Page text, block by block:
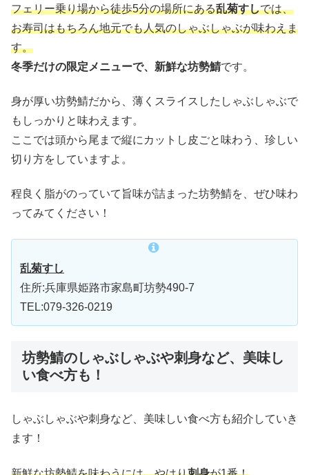
フェリー乗り場から徒歩5分の場所にある乱菊すしでは、
お寿司はもちろん地元でも人気のしゃぶしゃぶが味わえま
す。
冬季だけの限定メニューで、新鮮な坊勢鯖です。
身が厚い坊勢鯖だから、薄くスライスしたしゃぶしゃぶで
もしっかりと味わえます。
ここでは頭から尾まで縦にカットし皮ごと味わう、珍しい
切り方をしていますよ。
程良く脂がのっていて旨味が詰まった坊勢鯖を、ぜひ味わ
ってみてください！
乱菊すし
住所:兵庫県姫路市家島町坊勢490-7
TEL:079-326-0219
坊勢鯖のしゃぶしゃぶや刺身など、美味し
い食べ方も！
しゃぶしゃぶや刺身など、美味しい食べ方も紹介していき
ます！